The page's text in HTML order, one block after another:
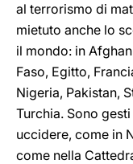
al terrorismo di
mietuto anche lo
il mondo: in
Faso, Egitto,
Nigeria, Pakistan,
Turchia. Sono
uccidere, come in
come nella